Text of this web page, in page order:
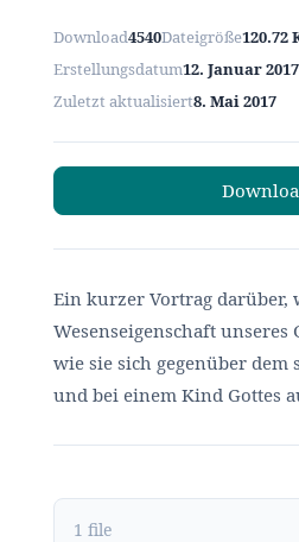
Download4540Dateigröße120.72
Erstellungsdatum12. Januar 2017
Zuletzt aktualisiert8. Mai 2017
Ein kurzer Vortrag darüber,
Wesenseigenschaft unseres
wie sie sich gegenüber dem
und bei einem Kind Gottes
1 file